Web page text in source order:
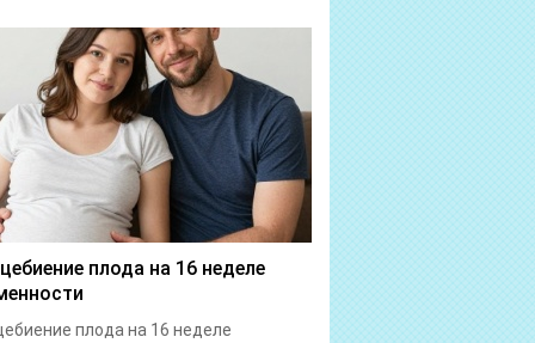
плода на 16 неделе
плода на 16 неделе